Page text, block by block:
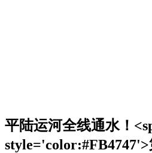
平陆运河全线通水！